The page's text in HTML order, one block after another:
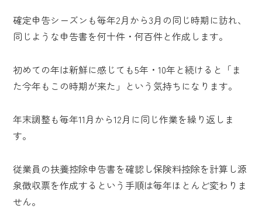
確定申告シーズンも毎年2月から3月の同じ時期に訪れ、
同じような申告書を何十件・何百件と作成します。
初めての年は新鮮に感じても5年・10年と続けると「ま
た今年もこの時期が来た」という気持ちになります。
年末調整も毎年11月から12月に同じ作業を繰り返しま
す。
従業員の扶養控除申告書を確認し保険料控除を計算し源
泉徴収票を作成するという手順は毎年ほとんど変わりま
せん。